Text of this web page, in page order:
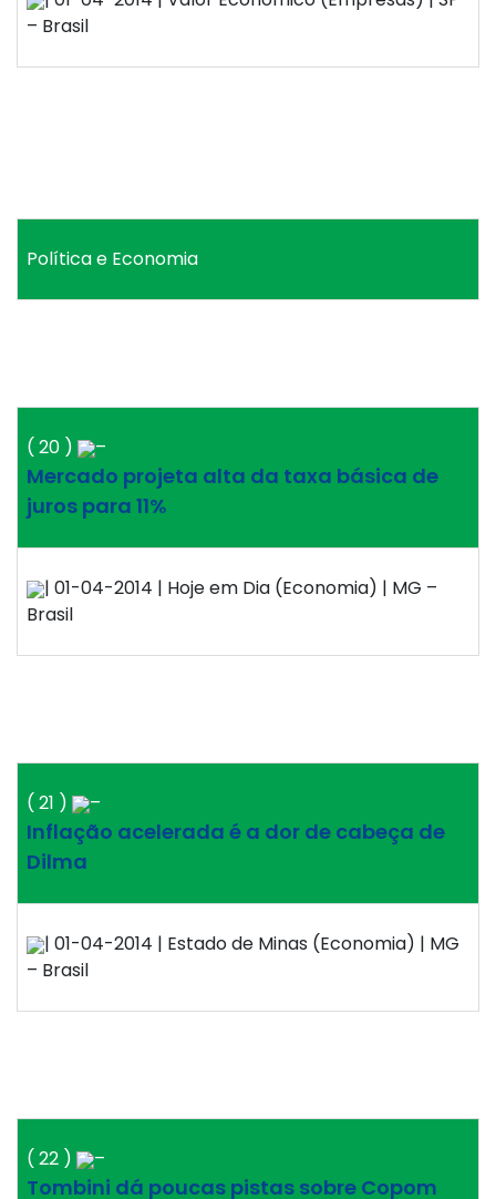
– Brasil
Política e Economia
( 20 ) –
Mercado projeta alta da taxa básica de
juros para 11%
| 01-04-2014 | Hoje em Dia (Economia) | MG –
Brasil
( 21 ) –
Inflação acelerada é a dor de cabeça de
Dilma
| 01-04-2014 | Estado de Minas (Economia) | MG
– Brasil
( 22 ) –
Tombini dá poucas pistas sobre Copom